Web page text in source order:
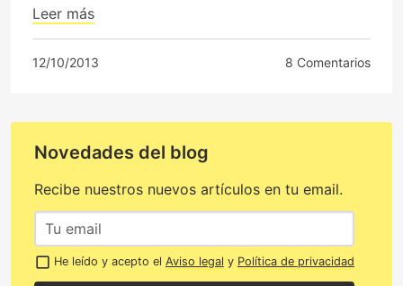
Leer más
12/10/2013 8 Comentarios
Novedades del blog
Recibe nuestros nuevos artículos en tu email.
He leído y acepto el Aviso legal y Política de privacidad